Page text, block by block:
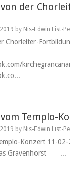
der
by Nis-Edwin List-
Chorleiter-
Templo-
by Nis-Edwin List-
Konzert 11-
Gravenhorst ...